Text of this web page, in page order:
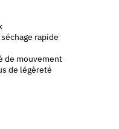
rapide
de mouvement
de légèreté